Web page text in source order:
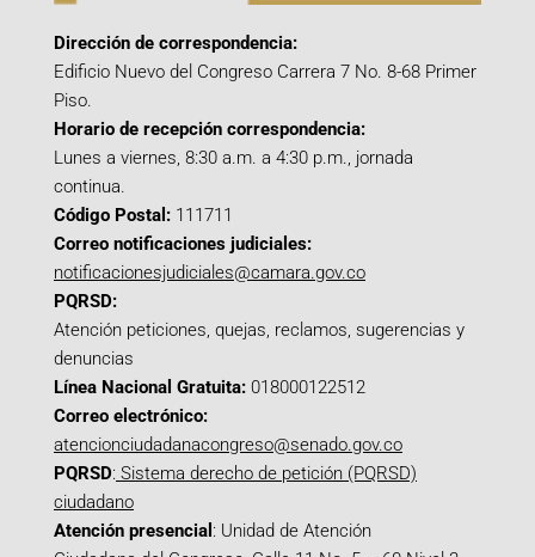
Dirección de correspondencia:
Edificio Nuevo del Congreso Carrera 7 No. 8-68 Primer
Piso.
Horario de recepción correspondencia:
Lunes a viernes, 8:30 a.m. a 4:30 p.m., jornada
continua.
Código Postal: 111711
Correo notificaciones judiciales:
notificacionesjudiciales@camara.gov.co
PQRSD:
Atención peticiones, quejas, reclamos, sugerencias y
denuncias
Línea Nacional Gratuita: 018000122512
Correo electrónico:
atencionciudadanacongreso@senado.gov.co
PQRSD: Sistema derecho de petición (PQRSD)
ciudadano
Atención presencial : Unidad de Atención